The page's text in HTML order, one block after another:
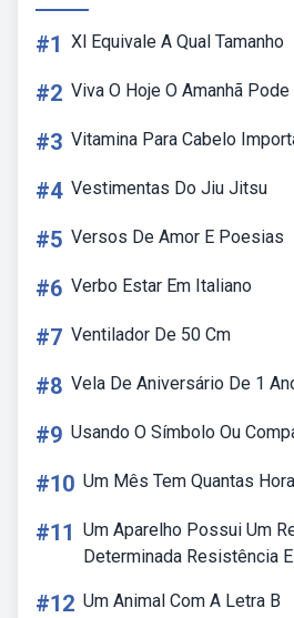
#1 Xl Equivale A Qual Tamanho
#2 Viva O Hoje O Amanhã
#3 Vitamina Para Cabelo
#4 Vestimentas Do Jiu Jitsu
#5 Versos De Amor E Poesias
#6 Verbo Estar Em Italiano
#7 Ventilador De 50 Cm
#8 Vela De Aniversário De 1
#9 Usando O Símbolo Ou
#10 Um Mês Tem Quantas
#11 Um Aparelho Possui Um
Determinada Resistência
#12 Um Animal Com A Letra B